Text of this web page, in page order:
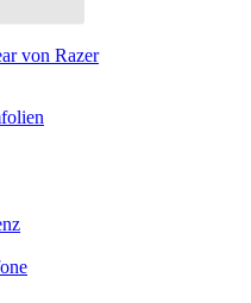
von Razer